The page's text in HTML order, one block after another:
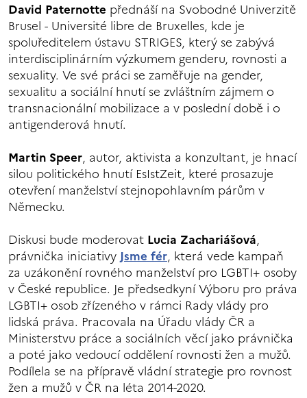
David Paternotte přednáší na Svobodné Univerzitě
Brusel - Université libre de Bruxelles, kde je
spoluředitelem ústavu STRIGES, který se zabývá
interdisciplinárním výzkumem genderu, rovnosti a
sexuality. Ve své práci se zaměřuje na gender,
sexualitu a sociální hnutí se zvláštním zájmem o
transnacionální mobilizace a v poslední době i o
antigenderová hnutí.
Martin Speer, autor, aktivista a konzultant, je hnací
silou politického hnutí EsIstZeit, které prosazuje
otevření manželství stejnopohlavním párům v
Německu.
Diskusi bude moderovat Lucia Zachariášová,
právnička iniciativyJsme fér, která vede kampaň
za uzákonění rovného manželství pro LGBTI+ osoby
v České republice. Je předsedkyní Výboru pro práva
LGBTI+ osob zřízeného v rámci Rady vlády pro
lidská práva. Pracovala na Úřadu vlády ČR a
Ministerstvu práce a sociálních věcí jako právnička
a poté jako vedoucí oddělení rovnosti žen a mužů.
Podílela se na přípravě vládní strategie pro rovnost
žen a mužů v ČR na léta 2014-2020.